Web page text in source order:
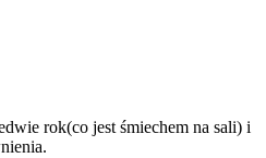
rok(co jest śmiechem na sali) i